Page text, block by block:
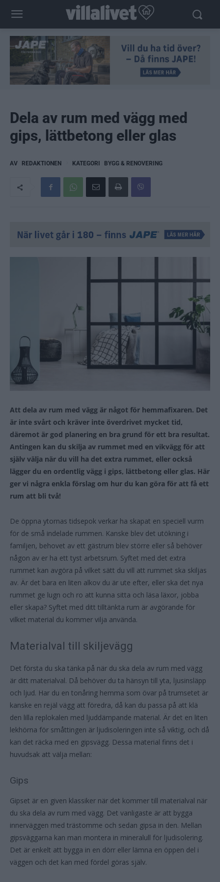
Dela av rum med vägg med
gips, lättbetong eller glas
AV REDAKTIONEN KATEGORI BYGG & RENOVERING
Att dela av rum med vägg är något för hemmafixaren. Det
är inte svårt och kräver inte överdrivet mycket tid,
däremot är god planering en bra grund för ett bra resultat.
Antingen kan du skilja av rummet med en vikvägg för att
själv välja när du vill ha det extra rummet, eller också
lägger du en ordentlig vägg i gips, lättbetong eller glas. Här
ger vi några enkla förslag om hur du kan göra för att få ett
rum att bli två!
De öppna ytornas tidsepok verkar ha skapat en speciell vurm
för de små indelade rummen. Kanske blev det utökning i
familjen, behovet av ett gästrum blev större eller så behöver
någon av er ha ett tyst arbetsrum. Syftet med det extra
rummet kan avgöra på vilket sätt du vill att rummet ska skiljas
av. Är det bara en liten alkov du är ute efter, eller ska det nya
rummet ge lugn och ro att kunna sitta och läsa läxor, jobba
eller skapa? Syftet med ditt tilltänkta rum är avgörande för
vilket material du kommer vilja använda.
Materialval till skiljevägg
Det första du ska tänka på när du ska dela av rum med vägg
är ditt materialval. Då behöver du ta hänsyn till yta, ljusinsläpp
och ljud. Har du en tonåring hemma som övar på trumsetet är
kanske en rejäl vägg att föredra, då kan du passa på att klä
den lilla replokalen med ljuddämpande material. Är det en liten
lekhörna för småttingen är ljudisoleringen inte så viktig, och då
kan det räcka med en gipsvägg. Dessa material finns det i
huvudsak att välja mellan:
Gips
Gipset är en given klassiker när det kommer till materialval när
du ska dela av rum med vägg. Det vanligaste är att bygga
innerväggen med trästomme och sedan gipsa in den. Mellan
gipsväggarna kan man montera in mineralull för ljudisolering.
Det är enkelt att bygga in en dörr eller lämna en öppen del i
väggen och det kan med fördel göras själv.